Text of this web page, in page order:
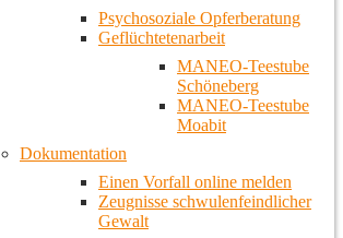
Psychosoziale Opferberatung
Geflüchtetenarbeit
MANEO-Teestube
Schöneberg
MANEO-Teestube
Moabit
Dokumentation
Einen Vorfall online melden
Zeugnisse schwulenfeindlicher
Gewalt